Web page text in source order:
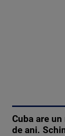
Cuba are
de ani.